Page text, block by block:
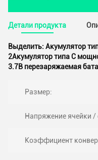
Детали продукта
Выделить: Акумулятор
2Акумулятор типа С
3.7В перезаряжаемая
Размер:
Напряжение ячейки /
Коэффициент